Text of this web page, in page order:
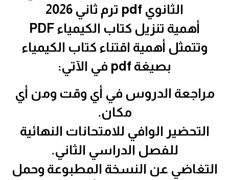
الثانوي pdf ترم ثاني 2026
أهمية تنزيل كتاب الكيمياء PDF
وتتمثل أهمية اقتناء كتاب الكيمياء
بصيغة pdf في الآتي:
مراجعة الدروس في أي وقت ومن أي
مكان.
التحضير الوافي للامتحانات النهائية
للفصل الدراسي الثاني.
التغاضي عن النسخة المطبوعة وحمل